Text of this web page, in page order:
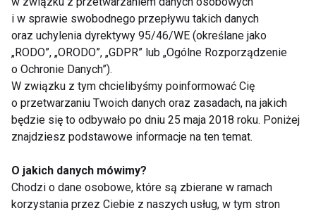
Konsekwentnie pracujemy nad rozwojem tego
segmentu, ich technologii oraz konstrukcji, stąd tak
szeroka oferta. W naszej kolekcji rowerów
elektrycznych posiadamy modele w zasadzie we
wszystkich kategoriach: od E-MTB, E-Trekking i E-
Cross, po miejskie E-City. Aktualnie pracujemy nad
nowymi propozycjami e-bike`ów na kolejne sezony
2024/2025. Mimo że rowery elektryczne są droższe
rośnie – mówi Grzegorz Grzyb, wiceprezes zarządu
firmy Romet.
i w sprawie swobodnego przepływu takich danych
oraz uchylenia dyrektywy 95/46/WE (określane jako
„RODO”, „ORODO”, „GDPR” lub „Ogólne Rozporządzenie
o Ochronie Danych”).
W związku z tym chcielibyśmy poinformować Cię
o przetwarzaniu Twoich danych oraz zasadach, na jakich
będzie się to odbywało po dniu 25 maja 2018 roku. Poniżej
znajdziesz podstawowe informacje na ten temat.
O jakich danych mówimy?
Chodzi o dane osobowe, które są zbierane w ramach
korzystania przez Ciebie z naszych usług, w tym stron